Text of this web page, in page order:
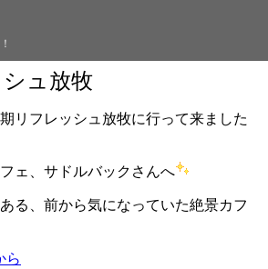
ュ放牧
リフレッシュ放牧に行って来ました
ェ、サドルバックさんへ
る、前から気になっていた絶景カフ
ら